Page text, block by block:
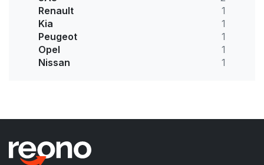
Renault
1
Kia
1
Peugeot
1
Opel
1
Nissan
1